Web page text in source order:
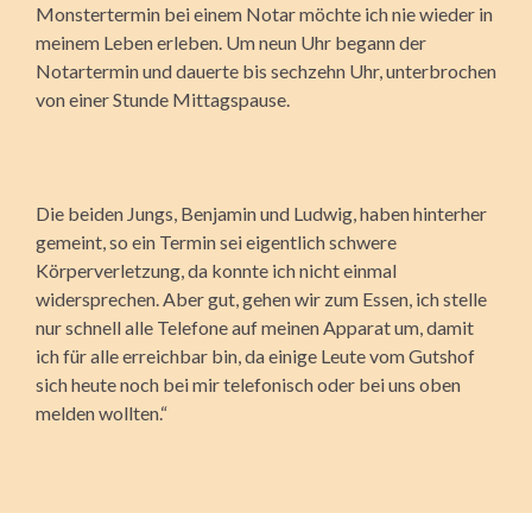
Monstertermin bei einem Notar möchte ich nie wieder in
meinem Leben erleben. Um neun Uhr begann der
Notartermin und dauerte bis sechzehn Uhr, unterbrochen
von einer Stunde Mittagspause.
Die beiden Jungs, Benjamin und Ludwig, haben hinterher
gemeint, so ein Termin sei eigentlich schwere
Körperverletzung, da konnte ich nicht einmal
widersprechen. Aber gut, gehen wir zum Essen, ich stelle
nur schnell alle Telefone auf meinen Apparat um, damit
ich für alle erreichbar bin, da einige Leute vom Gutshof
sich heute noch bei mir telefonisch oder bei uns oben
melden wollten.“